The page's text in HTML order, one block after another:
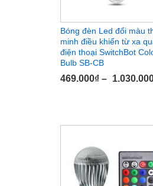
Bóng đèn Led đổi màu
minh điều khiển từ xa
điện thoại SwitchBot
Bulb SB-CB
469.000₫ –